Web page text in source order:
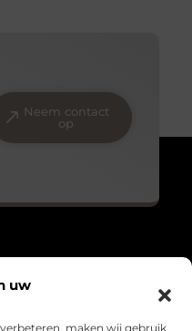
uw
maken wij gebruik
Neem contact
op
voor detail.”